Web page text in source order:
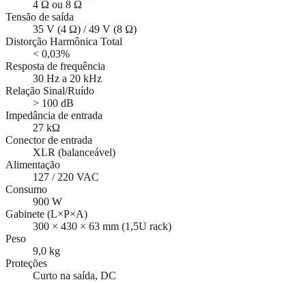
4 Ω ou 8 Ω
Tensão de saída
35 V (4 Ω) / 49 V (8 Ω)
Distorção Harmônica Total
< 0,03%
Resposta de frequência
30 Hz a 20 kHz
Relação Sinal/Ruído
> 100 dB
Impedância de entrada
27 kΩ
Conector de entrada
XLR (balanceável)
Alimentação
127 / 220 VAC
Consumo
900 W
Gabinete (L×P×A)
300 × 430 × 63 mm (1,5U rack)
Peso
9,0 kg
Proteções
Curto na saída, DC